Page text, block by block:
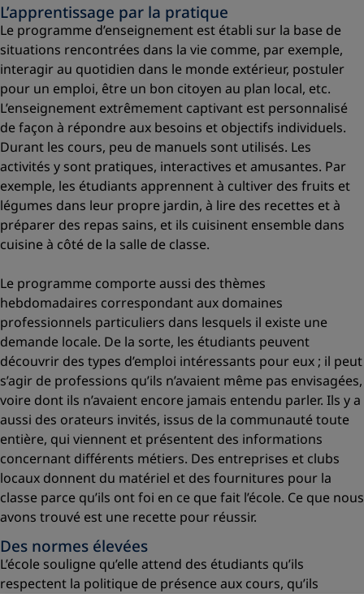
L’apprentissage par la pratique
Le programme d’enseignement est établi sur la base de
situations rencontrées dans la vie comme, par exemple,
interagir au quotidien dans le monde extérieur, postuler
pour un emploi, être un bon citoyen au plan local, etc.
L’enseignement extrêmement captivant est personnalisé
de façon à répondre aux besoins et objectifs individuels.
Durant les cours, peu de manuels sont utilisés. Les
activités y sont pratiques, interactives et amusantes. Par
exemple, les étudiants apprennent à cultiver des fruits et
légumes dans leur propre jardin, à lire des recettes et à
préparer des repas sains, et ils cuisinent ensemble dans
cuisine à côté de la salle de classe.
Le programme comporte aussi des thèmes
hebdomadaires correspondant aux domaines
professionnels particuliers dans lesquels il existe une
demande locale. De la sorte, les étudiants peuvent
découvrir des types d’emploi intéressants pour eux ; il peut
s’agir de professions qu’ils n’avaient même pas envisagées,
voire dont ils n’avaient encore jamais entendu parler. Ils y a
aussi des orateurs invités, issus de la communauté toute
entière, qui viennent et présentent des informations
concernant différents métiers. Des entreprises et clubs
locaux donnent du matériel et des fournitures pour la
classe parce qu’ils ont foi en ce que fait l’école. Ce que nous
avons trouvé est une recette pour réussir.
Des normes élevées
L’école souligne qu’elle attend des étudiants qu’ils
respectent la politique de présence aux cours, qu’ils